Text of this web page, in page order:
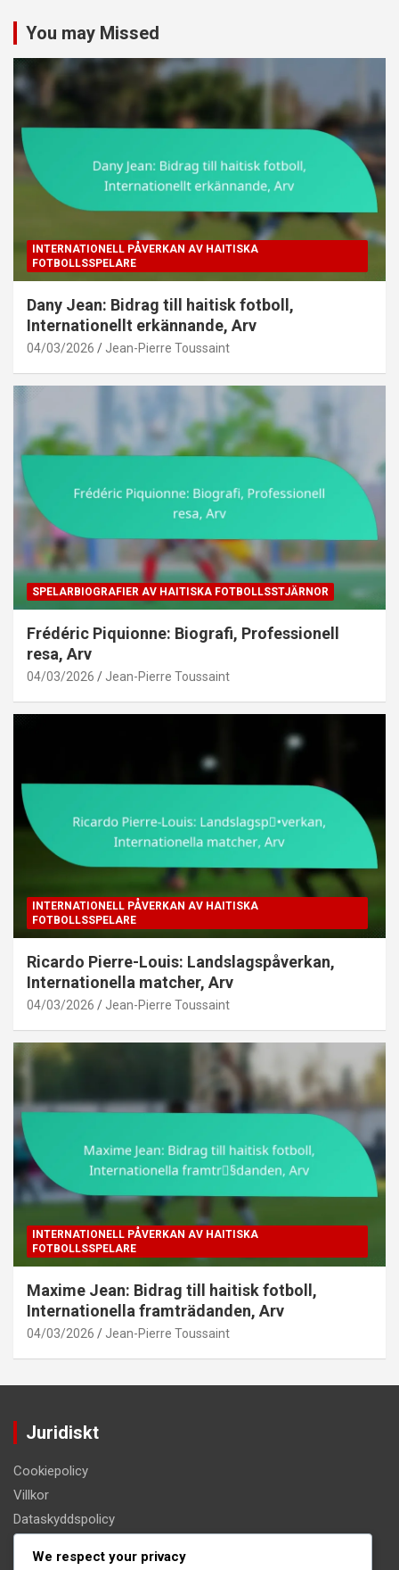
You may Missed
INTERNATIONELL PÅVERKAN AV HAITISKA
FOTBOLLSSPELARE
Dany Jean: Bidrag till haitisk fotboll,
Internationellt erkännande, Arv
04/03/2026 Jean-Pierre Toussaint
SPELARBIOGRAFIER AV HAITISKA FOTBOLLSSTJÄRNOR
Frédéric Piquionne: Biografi, Professionell
resa, Arv
04/03/2026 Jean-Pierre Toussaint
INTERNATIONELL PÅVERKAN AV HAITISKA
FOTBOLLSSPELARE
Ricardo Pierre-Louis: Landslagspåverkan,
Internationella matcher, Arv
04/03/2026 Jean-Pierre Toussaint
INTERNATIONELL PÅVERKAN AV HAITISKA
FOTBOLLSSPELARE
Maxime Jean: Bidrag till haitisk fotboll,
Internationella framträdanden, Arv
04/03/2026 Jean-Pierre Toussaint
Juridiskt
Cookiepolicy
Villkor
Dataskyddspolicy
We respect your privacy